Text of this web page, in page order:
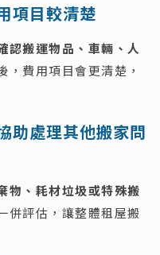
項目較清楚
認搬運物品、車輛、人
，費用項目會更清楚，
助處理其他搬家問
物、耗材垃圾或特殊搬
併評估，讓整體租屋搬